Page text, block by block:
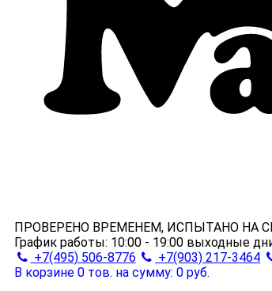
ПРОВЕРЕНО ВРЕМЕНЕМ, ИСПЫТАНО НА
График работы: 10:00 - 19:00 выходные
+7(495) 506-8776
+7(903) 217-3464
В корзине 0 тов. на сумму: 0 руб.